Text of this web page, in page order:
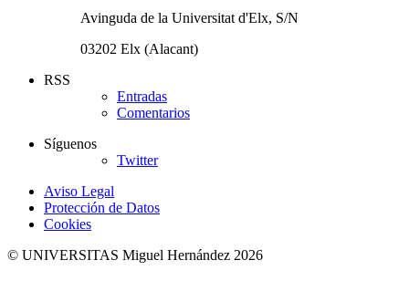
Avinguda de la Universitat d'Elx, S/N
03202 Elx (Alacant)
RSS
Entradas
Comentarios
Síguenos
Twitter
Aviso Legal
Protección de Datos
Cookies
© UNIVERSITAS Miguel Hernández 2026